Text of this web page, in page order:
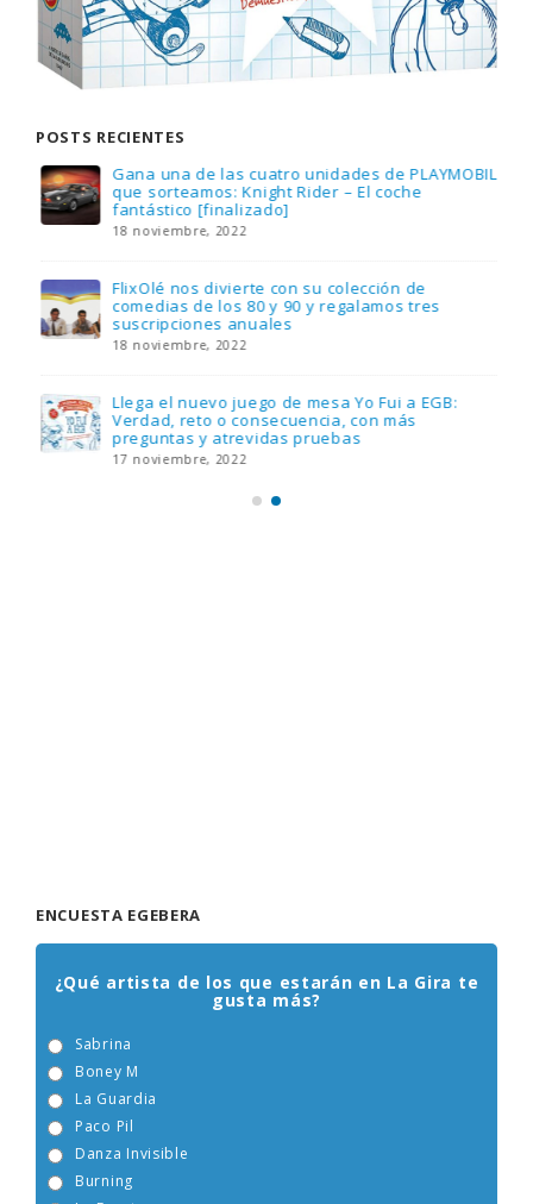
POSTS RECIENTES
Gana una de las cuatro unidades de PLAYMOBIL
que sorteamos: Knight Rider – El coche
fantástico [finalizado]
18 noviembre, 2022
FlixOlé nos divierte con su colección de
comedias de los 80 y 90 y regalamos tres
suscripciones anuales
18 noviembre, 2022
Llega el nuevo juego de mesa Yo Fui a EGB:
Verdad, reto o consecuencia, con más
preguntas y atrevidas pruebas
17 noviembre, 2022
ENCUESTA EGEBERA
¿Qué artista de los que estarán en La Gira te
gusta más?
Sabrina
Boney M
La Guardia
Paco Pil
Danza Invisible
Burning